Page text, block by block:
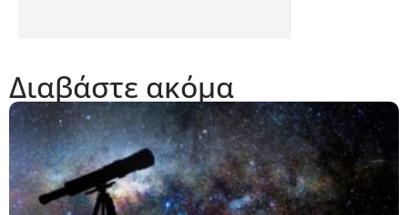
Διαβάστε ακόμα